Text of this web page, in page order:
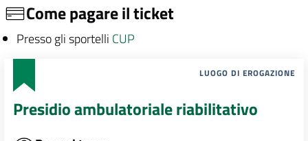
Come pagare il ticket
Presso gli sportelli CUP
LUOGO DI EROGAZIONE
Presidio ambulatoriale riabilitativo